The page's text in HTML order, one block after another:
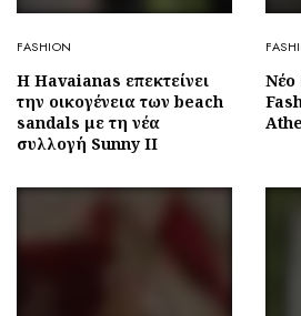
FASHION
Η Havaianas επεκτείνει
την οικογένεια των beach
sandals με τη νέα
συλλογή Sunny II
Νέο